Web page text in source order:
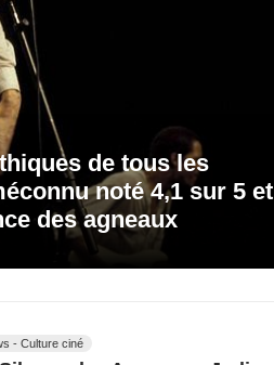
de tous les
noté 4,1 sur 5 et
des agneaux
- Culture ciné